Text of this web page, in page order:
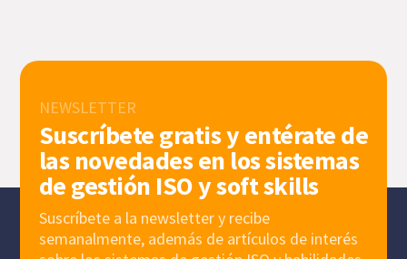
NEWSLETTER
Suscríbete gratis y entérate de
las novedades en los sistemas
de gestión ISO y soft skills
Suscríbete a la newsletter y recibe
semanalmente, además de artículos de interés